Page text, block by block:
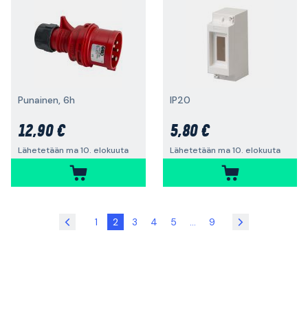
Punainen, 6h
12,90 €
Lähetetään ma 10. elokuuta
IP20
5,80 €
Lähetetään ma 10. elokuuta
1 2 3 4 5 ... 9